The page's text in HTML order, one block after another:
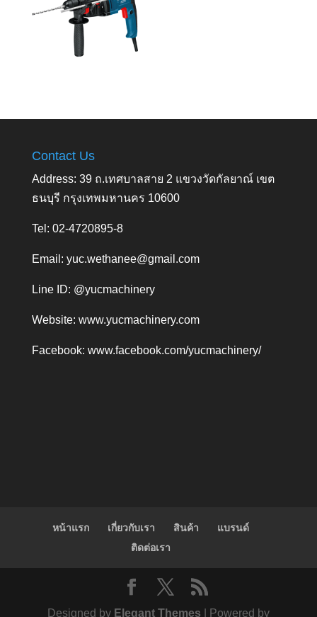
Contact Us
Address: 39 ถ.เทศบาลสาย 2 แขวงวัดกัลยาณ์ เขต
ธนบุรี กรุงเทพมหานคร 10600
Tel: 02-4720895-8
Email: yuc.wethanee@gmail.com
Line ID: @yucmachinery
Website: www.yucmachinery.com
Facebook: www.facebook.com/yucmachinery/
หน้าแรก เกี่ยวกับเรา สินค้า
แบรนด์
ติดต่อเรา
Designed by Elegant Themes | Powered by